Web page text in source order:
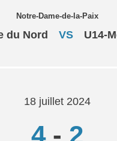
Notre-Dame-de-la-Paix
du Nord VS U14-
18 juillet 2024
4- 2